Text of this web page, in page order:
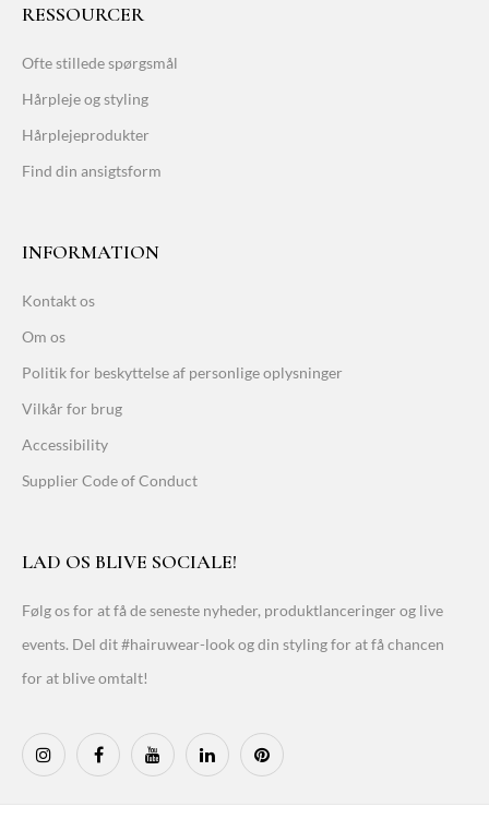
RESSOURCER
Ofte stillede spørgsmål
Hårpleje og styling
Hårplejeprodukter
Find din ansigtsform
INFORMATION
Kontakt os
Om os
Politik for beskyttelse af personlige oplysninger
Vilkår for brug
Accessibility
Supplier Code of Conduct
LAD OS BLIVE SOCIALE!
Følg os for at få de seneste nyheder, produktlanceringer og live
events. Del dit #hairuwear-look og din styling for at få chancen
for at blive omtalt!